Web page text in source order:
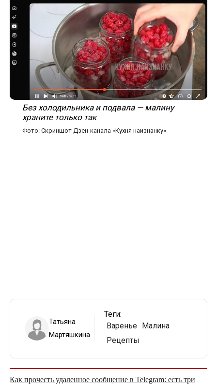
Без холодильника и подвала — малину
храните только так
Фото: Скриншот Дзен-канала «Кухня наизнанку»
Татьяна
Мартяшкина
Теги:
Варенье Малина
Рецепты
Как прочесть удаленное сообщение в Telegram: есть три